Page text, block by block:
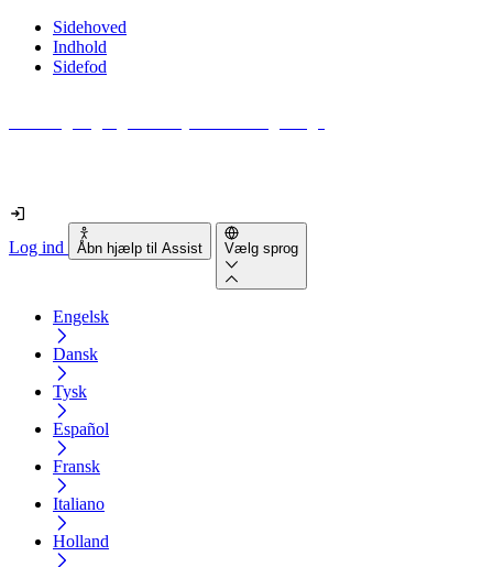
Sidehoved
Indhold
Sidefod
Log ind Åbn hjælp til Assist Vælg sprog
Engelsk
Dansk
Tysk
Español
Fransk
Italiano
Holland